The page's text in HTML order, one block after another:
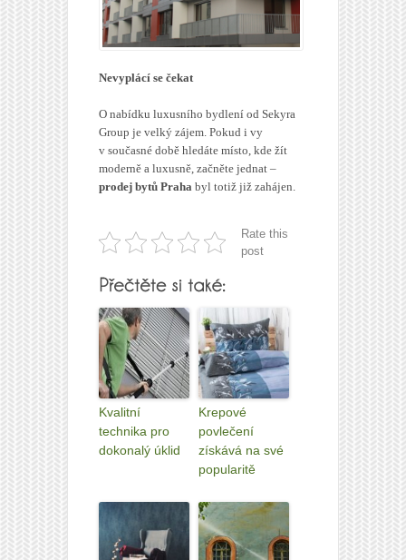
Nevyplácí se čekat
O nabídku luxusního bydlení od Sekyra
Group je velký zájem. Pokud i vy
v současné době hledáte místo, kde žít
moderně a luxusně, začněte jednat –
prodej bytů Praha byl totiž již zahájen.
Rate this
post
Kvalitní
technika pro
dokonalý úklid
Krepové
povlečení
získává na své
popularitě